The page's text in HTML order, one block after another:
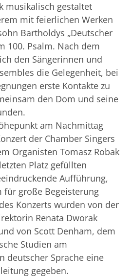
musikalisch gestaltet
mit feierlichen Werken
Bartholdys „Deutscher
100. Psalm. Nach dem
den Sängerinnen und
die Gelegenheit, bei
erste Kontakte zu
den Dom und seine
am Nachmittag
der Chamber Singers
Organisten Tomasz Robak
Platz gefüllten
Aufführung,
für große Begeisterung
Konzerts wurden von der
Renata Dworak
von Scott Denham, dem
Studien am
deutscher Sprache eine
gegeben.